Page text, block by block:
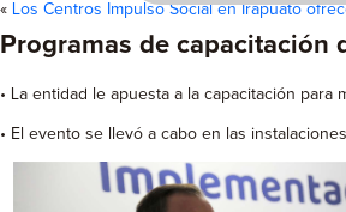
« Los Centros Impulso Social en Irapuato
Programas de capacitación
• La entidad le apuesta a la capacitación
• El evento se llevó a cabo en las